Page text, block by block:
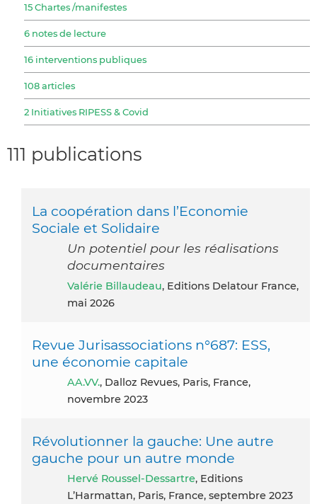
15 Chartes /manifestes
6 notes de lecture
16 interventions publiques
108 articles
2 Initiatives RIPESS & Covid
111 publications
La coopération dans l’Economie
Sociale et Solidaire
Un potentiel pour les réalisations
documentaires
Valérie Billaudeau, Editions Delatour France,
mai 2026
Revue Jurisassociations n°687: ESS,
une économie capitale
AA.VV., Dalloz Revues, Paris, France,
novembre 2023
Révolutionner la gauche: Une autre
gauche pour un autre monde
Hervé Roussel-Dessartre, Editions
L’Harmattan, Paris, France, septembre 2023